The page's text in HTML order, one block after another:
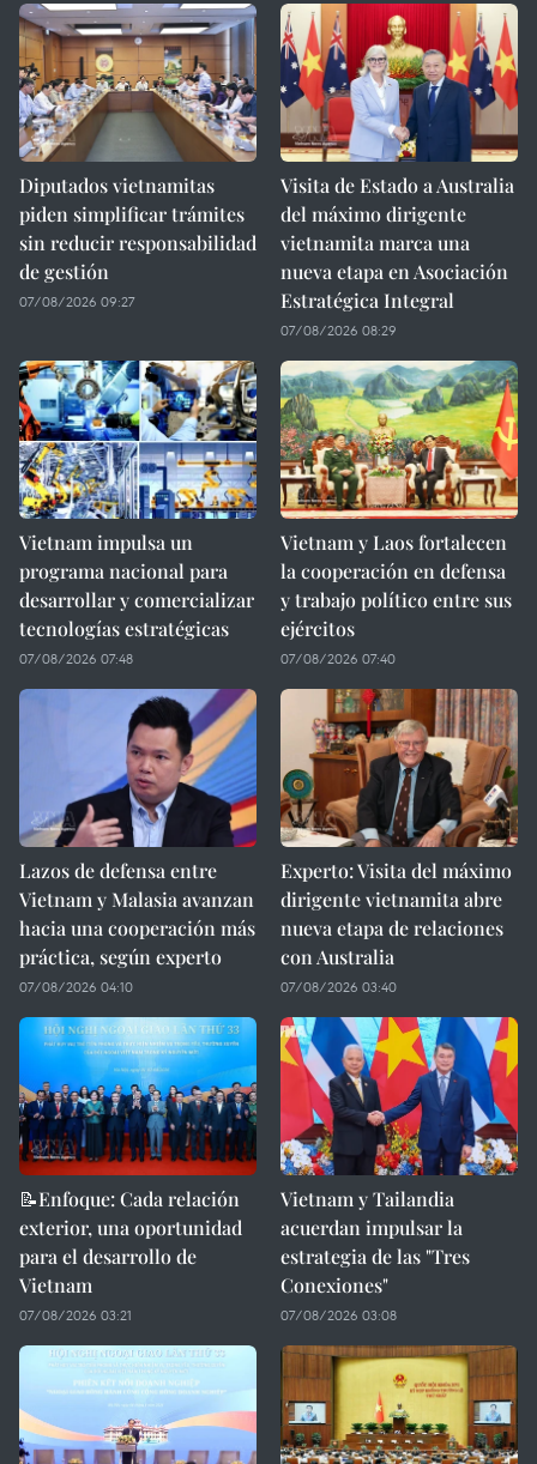
Diputados vietnamitas
piden simplificar trámites
sin reducir responsabilidad
de gestión
07/08/2026 09:27
Visita de Estado a Australia
del máximo dirigente
vietnamita marca una
nueva etapa en Asociación
Estratégica Integral
07/08/2026 08:29
Vietnam impulsa un
programa nacional para
desarrollar y comercializar
tecnologías estratégicas
07/08/2026 07:48
Vietnam y Laos fortalecen
la cooperación en defensa
y trabajo político entre sus
ejércitos
07/08/2026 07:40
Lazos de defensa entre
Vietnam y Malasia avanzan
hacia una cooperación más
práctica, según experto
07/08/2026 04:10
Experto: Visita del máximo
dirigente vietnamita abre
nueva etapa de relaciones
con Australia
07/08/2026 03:40
📝Enfoque: Cada relación
exterior, una oportunidad
para el desarrollo de
Vietnam
07/08/2026 03:21
Vietnam y Tailandia
acuerdan impulsar la
estrategia de las "Tres
Conexiones"
07/08/2026 03:08